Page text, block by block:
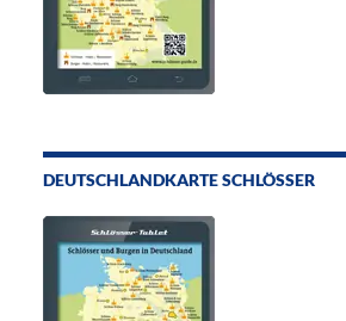
DEUTSCHLANDKARTE SCHLÖSSER